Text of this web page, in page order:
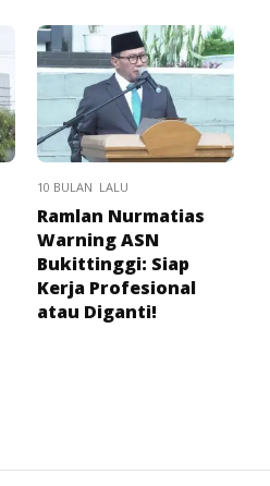
10 BULAN LALU
Ramlan Nurmatias
Warning ASN
Bukittinggi: Siap
Kerja Profesional
atau Diganti!